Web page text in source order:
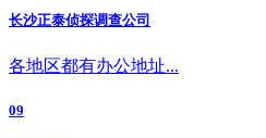
长沙正泰侦探调查公司
各地区都有办公地址...
09